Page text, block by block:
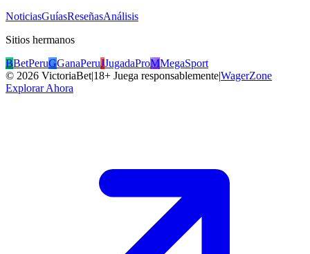
NoticiasGuíasReseñasAnálisis
Sitios hermanos
BBetPeruGGanaPeruJJugadaProMMegaSport
© 2026 VictoriaBet|18+ Juega responsablemente|WagerZone
Explorar Ahora